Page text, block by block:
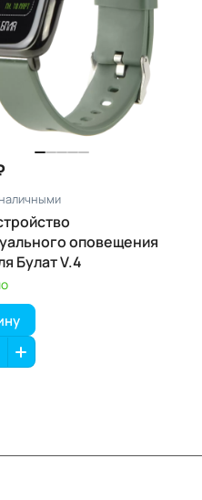
наличными
оповещения
Булат V.4